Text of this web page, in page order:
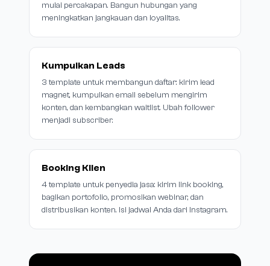
mulai percakapan. Bangun hubungan yang
meningkatkan jangkauan dan loyalitas.
Kumpulkan Leads
3 template untuk membangun daftar: kirim lead
magnet, kumpulkan email sebelum mengirim
konten, dan kembangkan waitlist. Ubah follower
menjadi subscriber.
Booking Klien
4 template untuk penyedia jasa: kirim link booking,
bagikan portofolio, promosikan webinar, dan
distribusikan konten. Isi jadwal Anda dari Instagram.